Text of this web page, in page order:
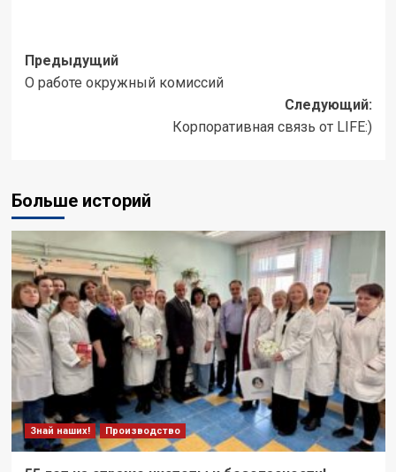
Навигация
записи
Предыдущий
О работе окружный комиссий
Следующий:
Корпоративная связь от LIFE:)
Больше историй
Знай наших! Производство